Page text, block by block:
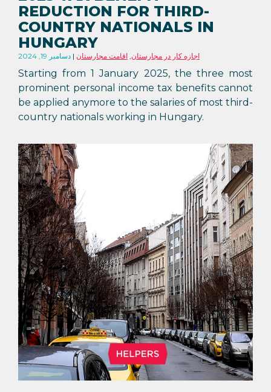
REDUCTION FOR THIRD-
COUNTRY NATIONALS IN
HUNGARY
دسامبر 19, 2024 اجازه کار در مجارستان, اقامت مجارستان
Starting from 1 January 2025, the three most
prominent personal income tax benefits cannot
be applied anymore to the salaries of most third-
country nationals working in Hungary.